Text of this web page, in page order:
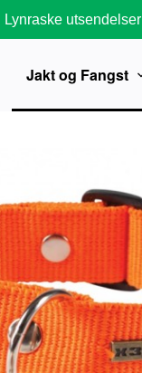
Lynraske utsendelser
Jakt og Fangst